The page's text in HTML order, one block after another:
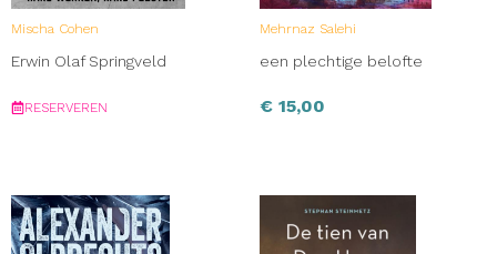
Mischa Cohen
Erwin Olaf Springveld
RESERVEREN
Mehrnaz Salehi
een plechtige belofte
€ 15,00